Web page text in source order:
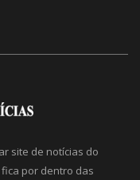
site de notícias do
fica por dentro das